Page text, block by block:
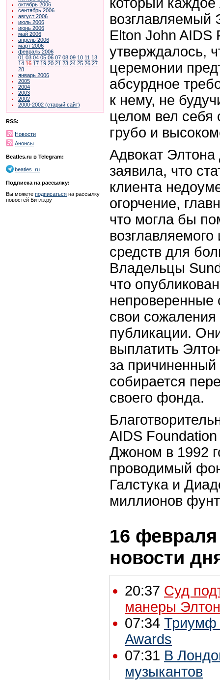
октябрь 2006
сентябрь 2006
август 2006
июль 2006
июнь 2006
май 2006
апрель 2006
март 2006
февраль 2006
01 03 04 05 06 07 08 09 10 11 13
14 16 17 19 20 21 23 24 25 26 27
28
январь 2006
2005
2004
2003
2002
2000-2002 (старый сайт)
RSS:
Новости
Анонсы
Beatles.ru в Telegram:
beatles_ru
Подписка на рассылку:
Вы можете подписаться на рассылку
новостей Битлз.ру
Elton John AIDS
утверждалось,
церемонии
абсурдное
к нему, не
целом вел себя
грубо и
Адвокат
заявила, что
клиента
огорчение,
что могла бы
средств для
Владельцы
что
непроверенные
свои
публикации.
выплатить
за
собирается
своего фонда.
AIDS
Джоном в 1992
проводимый
Галстука и
миллионов
16 февраля
новости
20:37 Суд
манеры
07:34 Триумф
Awards
07:31 В
музыкантов